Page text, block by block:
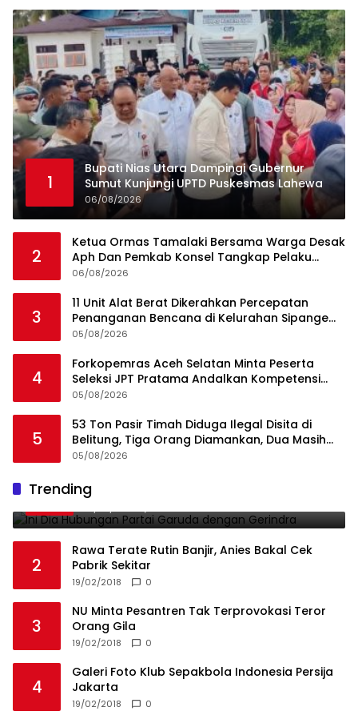
1
Bupati Nias Utara Dampingi Gubernur
Sumut Kunjungi UPTD Puskesmas Lahewa
06/08/2026
2
Ketua Ormas Tamalaki Bersama Warga Desak
Aph Dan Pemkab Konsel Tangkap Pelaku
Angkut Cangkang Sawit Overload, Truk PT KAP
06/08/2026
3
11 Unit Alat Berat Dikerahkan Percepatan
Penanganan Bencana di Kelurahan Sipange
Kecamatan Tukka
05/08/2026
4
Forkopemras Aceh Selatan Minta Peserta
Seleksi JPT Pratama Andalkan Kompetensi
dan Integritas, Bukan Kedekatan
05/08/2026
5
53 Ton Pasir Timah Diduga Ilegal Disita di
Belitung, Tiga Orang Diamankan, Dua Masih
Diburu
05/08/2026
Trending
1
Gerindra
2
Rawa Terate Rutin Banjir, Anies Bakal Cek
Pabrik Sekitar
19/02/2018 0
3
NU Minta Pesantren Tak Terprovokasi Teror
Orang Gila
19/02/2018 0
4
Galeri Foto Klub Sepakbola Indonesia Persija
Jakarta
19/02/2018 0